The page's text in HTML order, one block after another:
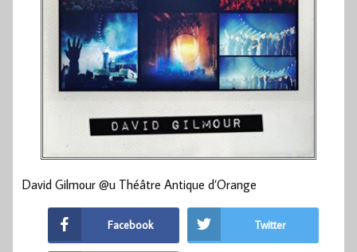
David Gilmour @u Théâtre Antique d’Orange
Facebook Twitter